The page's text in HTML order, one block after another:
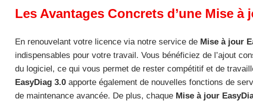
Les Avantages Concrets d’une Mise à
En renouvelant votre licence via notre service de Mise à jour
indispensables pour votre travail. Vous bénéficiez de l’ajout
du logiciel, ce qui vous permet de rester compétitif et de
EasyDiag 3.0 apporte également de nouvelles fonctions de
de maintenance avancée. De plus, chaque Mise à jour